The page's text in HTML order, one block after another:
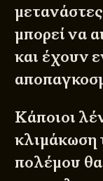
μπορεί να
και έχουν
Κάποιοι
κλιμάκωση
πολέμου θα